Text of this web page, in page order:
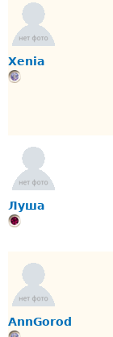
Xenia
Луша
AnnGorod